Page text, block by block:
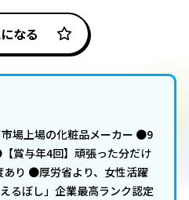
なる
場上場の化粧品メーカー ●9
賞与年4回】頑張った分だけ
あり ●厚労省より、女性活躍
るぼし」企業最高ランク認定